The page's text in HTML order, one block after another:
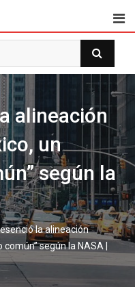
alineación
un
según la
la alineación
según la NASA |